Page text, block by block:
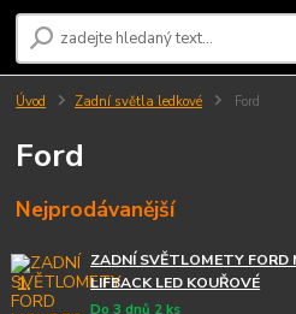
Úvod Zadní světla ledkové Ford
Ford
Nejprodávanější
1.
ZADNÍ SVĚTLOMETY FORD
LIFBACK LED KOUŘOVÉ
Do 3 dnů 2 ks